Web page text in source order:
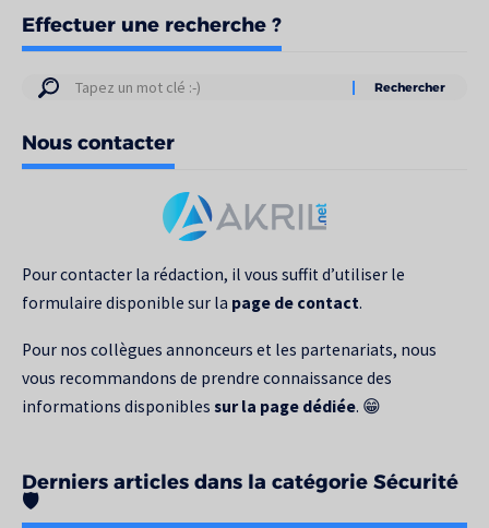
Effectuer une recherche ?
Résultats
votre
recherche
Nous contacter
Pour contacter la rédaction, il vous suffit d’utiliser le
formulaire disponible sur la page de contact.
Pour nos collègues annonceurs et les partenariats, nous
vous recommandons de prendre connaissance des
informations disponibles sur la page dédiée. 😁
Derniers articles dans la catégorie Sécurité
🛡️